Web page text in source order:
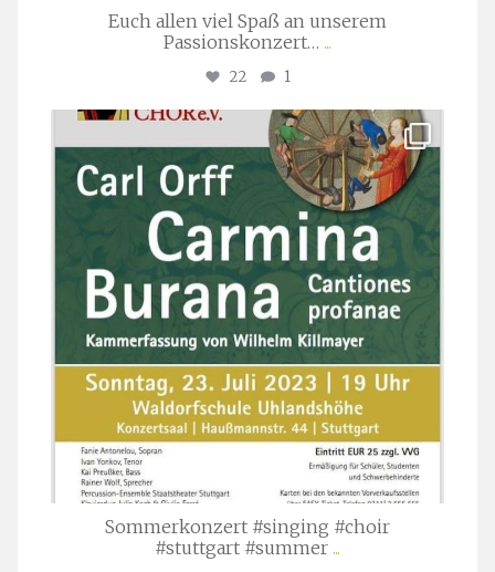
Euch allen viel Spaß an unserem
Passionskonzert… ...
22 1
stuttgarter_oratorienchor
Juli 22
Sommerkonzert #singing #choir
#stuttgart #summer ...